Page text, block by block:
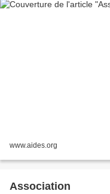
www.aides.org
Association